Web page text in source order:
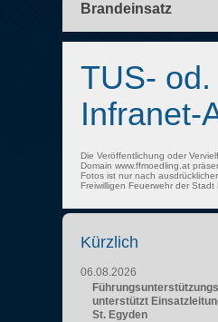
Brandeinsatz
TUS- od.
Infranet-
Die Veröffentlichung oder
Domain www.ffmoedling.at
Fotos ist nur nach
Freiwilligen Feuerwehr der Stadt
Kürzlich
06.08.2026
unterstützt
St. Egyden